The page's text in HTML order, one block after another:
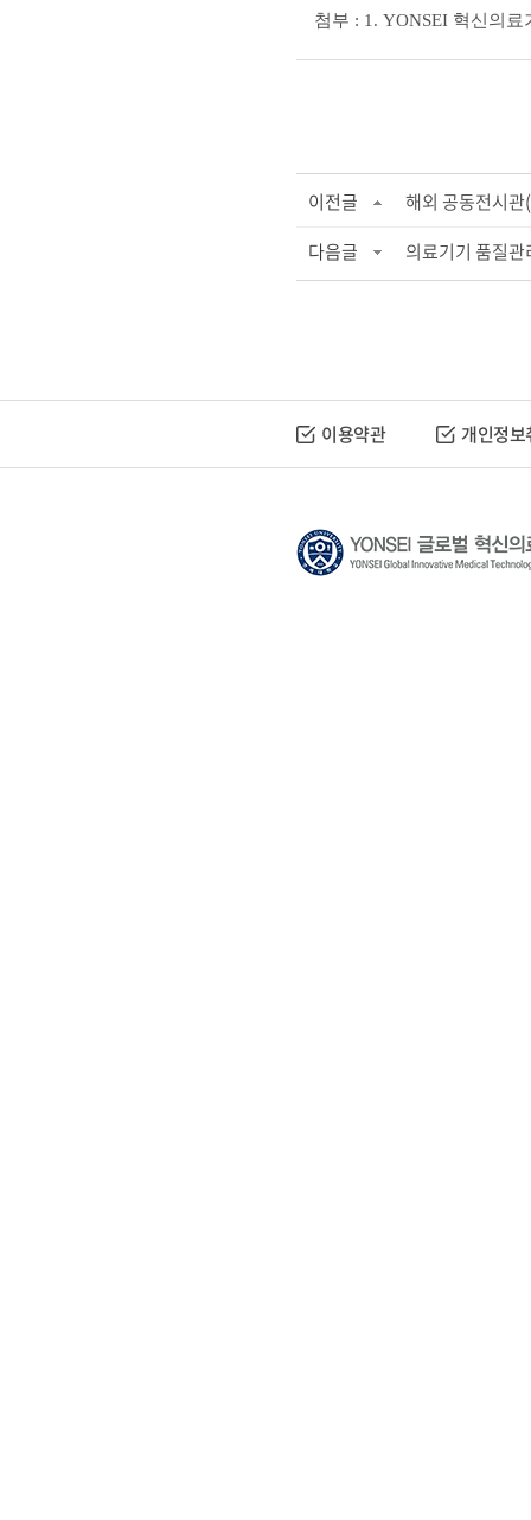
첨부 : 1. YONSEI 혁신의료
이전글
해외 공동전시
다음글
의료기기 품질
이용약관 개인정